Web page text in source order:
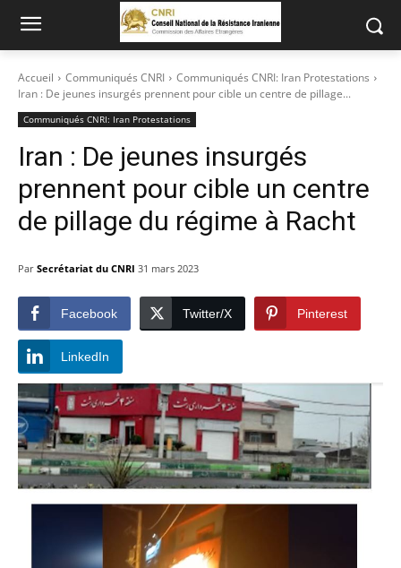
Accueil Communiqués CNRI
Communiqués CNRI: Iran Protestations
Iran : De jeunes insurgés prennent pour cible un centre de pillage...
Communiqués CNRI: Iran Protestations
Iran : De jeunes insurgés
prennent pour cible un centre
de pillage du régime à Racht
Par Secrétariat du CNRI 31 mars 2023
Facebook Twitter/X Pinterest
LinkedIn